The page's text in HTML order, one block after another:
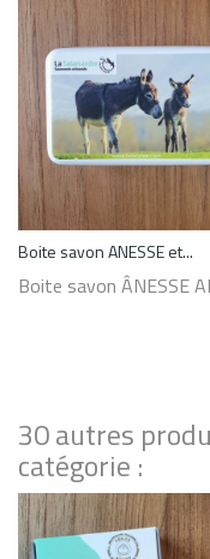
Boite savon ANESSE et...
Boite savon ÂNESSE
30 autres
catégorie :